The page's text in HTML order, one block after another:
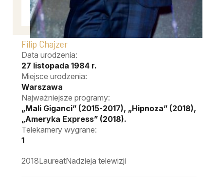
Filip Chajzer
Data urodzenia:
27 listopada 1984 r.
Miejsce urodzenia:
Warszawa
Najważniejsze programy:
„Mali Giganci” (2015-2017), „Hipnoza” (2018),
„Ameryka Express” (2018).
Telekamery wygrane:
1
2018LaureatNadzieja telewizji